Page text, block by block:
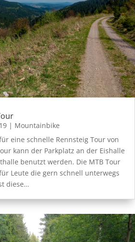
| Mountainbike
eine schnelle Rennsteig Tour von
kann der Parkplatz an der Eishalle
benutzt werden. Die MTB Tour
Leute die gern schnell unterwegs
diese…